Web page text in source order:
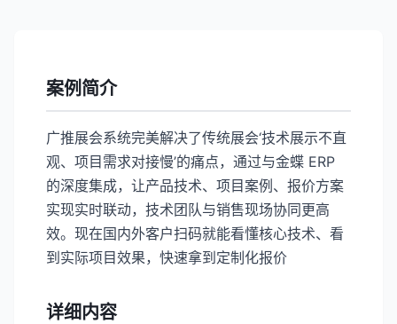
案例简介
广推展会系统完美解决了传统展会‘技术展示不直
观、项目需求对接慢’的痛点，通过与金蝶 ERP
的深度集成，让产品技术、项目案例、报价方案
实现实时联动，技术团队与销售现场协同更高
效。现在国内外客户扫码就能看懂核心技术、看
到实际项目效果，快速拿到定制化报价
详细内容